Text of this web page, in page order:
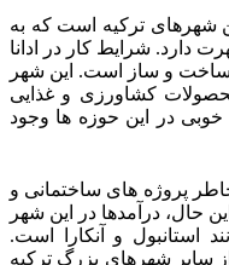
شهرهای ترکیه است که به
دارد. شرایط کار در ادانا
ساخت و ساز است. این شهر
کشاورزی و غذایی
در این حوزه‌ ها وجود
خاطر پروژه‌ های ساختمانی و
حال، درآمدها در این شهر
استانبول و آنکارا است.
از سایر شهرهای بزرگ ترکیه